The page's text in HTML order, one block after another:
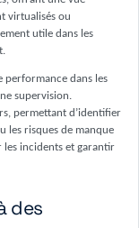
virtualisés ou
utile dans les
performance dans les
supervision.
permettant d’identifier
les risques de manque
les incidents et garantir
des